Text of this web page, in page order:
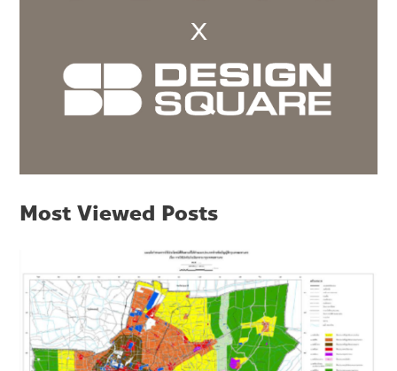
Most Viewed Posts